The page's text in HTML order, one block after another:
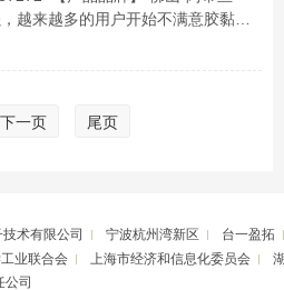
越来越多的用户开始不满意胶黏…
下一页 尾页
术有限公司 宁波杭州湾新区 台一盈拓
业联合会 上海市经济和信息化委员会
公司